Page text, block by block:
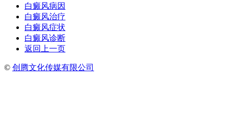
白癜风病因
白癜风治疗
白癜风症状
白癜风诊断
返回上一页
© 创腾文化传媒有限公司